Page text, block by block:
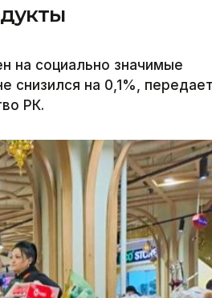
на социально значимые
снизился на 0,1%, передает
РК.